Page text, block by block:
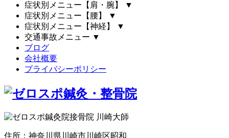
症状別メニュー【肩・腕】
▼
症状別メニュー【腰】
▼
症状別メニュー【神経】
▼
交通事故メニュー ▼
ブログ
会社概要
プライバシーポリシー
住所：神奈川県川崎市川崎区昭和